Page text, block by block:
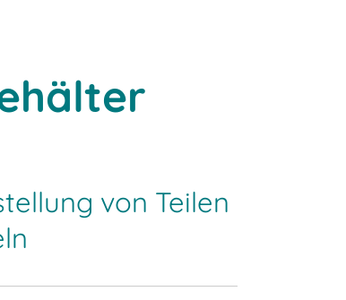
von Teilen